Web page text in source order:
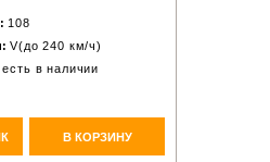
108
V(до 240 км/ч)
есть в наличии
В КОРЗИНУ